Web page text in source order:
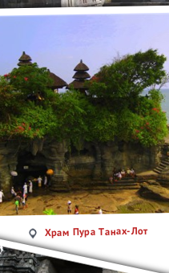
Прамбанан
Храм Пура Танах-Лот